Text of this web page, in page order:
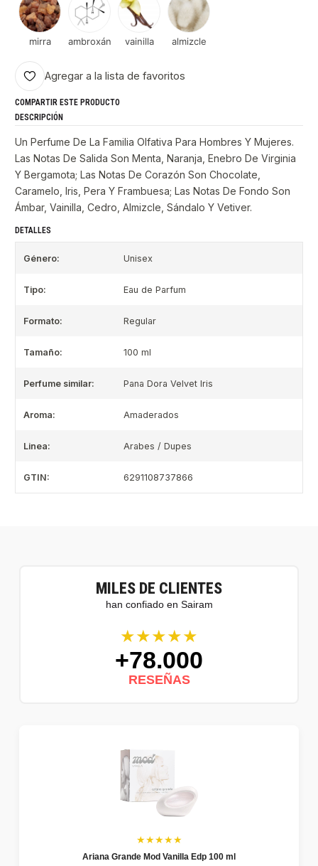
mirra ambroxán vainilla almizcle
Agregar a la lista de favoritos
COMPARTIR ESTE PRODUCTO
DESCRIPCIÓN
Un Perfume De La Familia Olfativa Para Hombres Y Mujeres.
Las Notas De Salida Son Menta, Naranja, Enebro De Virginia
Y Bergamota; Las Notas De Corazón Son Chocolate,
Caramelo, Iris, Pera Y Frambuesa; Las Notas De Fondo Son
Ámbar, Vainilla, Cedro, Almizcle, Sándalo Y Vetiver.
DETALLES
Género: Unisex
Tipo: Eau de Parfum
Formato: Regular
Tamaño: 100 ml
Perfume similar: Pana Dora Velvet Iris
Aroma: Amaderados
Linea: Arabes / Dupes
GTIN: 6291108737866
MILES DE CLIENTES
han confiado en Sairam
★★★★★
+78.000
RESEÑAS
★★★★★
Ariana Grande Mod Vanilla Edp 100 ml